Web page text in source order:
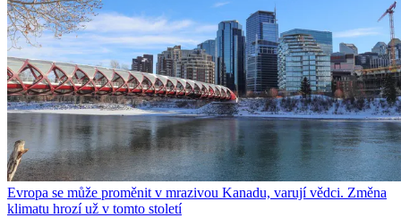
Evropa se může proměnit v mrazivou Kanadu, varují vědci. Změna
klimatu hrozí už v tomto století